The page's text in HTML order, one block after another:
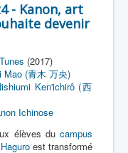
- Kanon, art
devenir
(2017)
Mao (青木 万央)
Ken'ichirô (西
Ichinose
élèves du campus
est transformé